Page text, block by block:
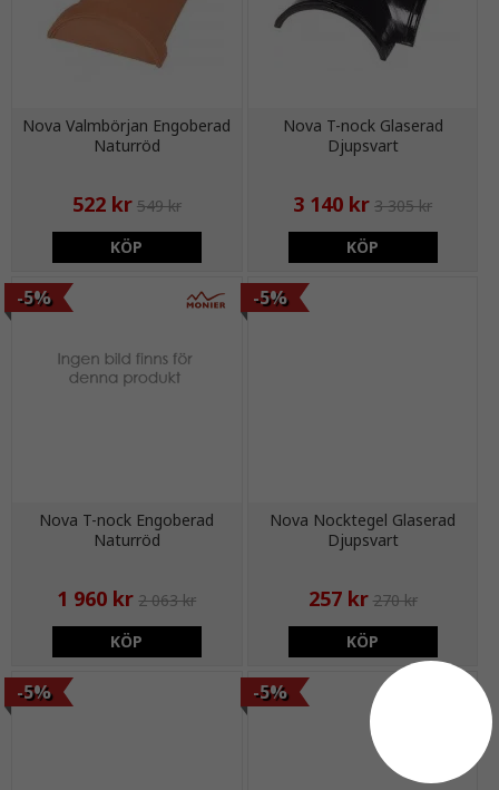
Nova Valmbörjan Engoberad
Naturröd
522 kr 549 kr
KÖP
Nova T-nock Glaserad
Djupsvart
3 140 kr 3 305 kr
KÖP
Nova T-nock Engoberad
Naturröd
-5%
1 960 kr 2 063 kr
KÖP
Nova Nocktegel Glaserad
Djupsvart
-5%
257 kr 270 kr
KÖP
-5% -5%